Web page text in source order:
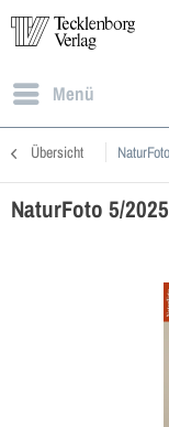
Menü
Übersicht NaturFoto
NaturFoto 5/2025